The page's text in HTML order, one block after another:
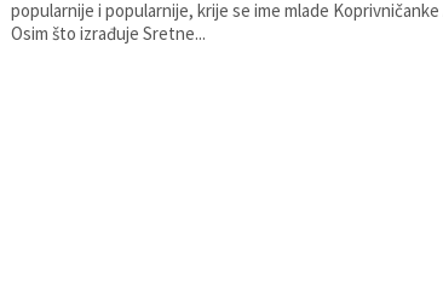
popularnije i popularnije, krije se ime mlade Koprivničanke
Osim što izrađuje Sretne...